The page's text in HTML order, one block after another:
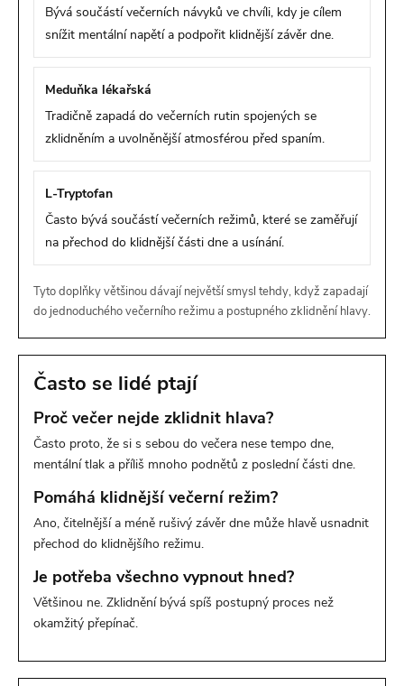
Bývá součástí večerních návyků ve chvíli, kdy je cílem
snížit mentální napětí a podpořit klidnější závěr dne.
Meduňka lékařská
Tradičně zapadá do večerních rutin spojených se
zklidněním a uvolněnější atmosférou před spaním.
L-Tryptofan
Často bývá součástí večerních režimů, které se zaměřují
na přechod do klidnější části dne a usínání.
Tyto doplňky většinou dávají největší smysl tehdy, když zapadají
do jednoduchého večerního režimu a postupného zklidnění hlavy.
Často se lidé ptají
Proč večer nejde zklidnit hlava?
Často proto, že si s sebou do večera nese tempo dne,
mentální tlak a příliš mnoho podnětů z poslední části dne.
Pomáhá klidnější večerní režim?
Ano, čitelnější a méně rušivý závěr dne může hlavě usnadnit
přechod do klidnějšího režimu.
Je potřeba všechno vypnout hned?
Většinou ne. Zklidnění bývá spíš postupný proces než
okamžitý přepínač.